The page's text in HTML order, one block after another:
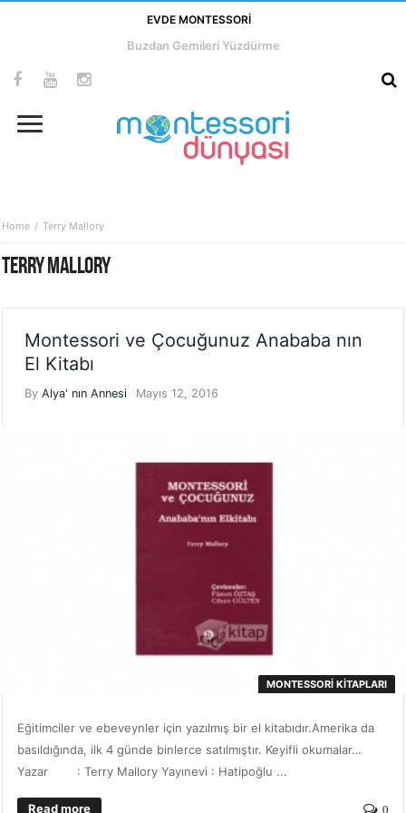
EVDE MONTESSORI
Buzdan Gemileri Yüzdürme
Home Terry Mallory
TERRY MALLORY
Montessori ve Çocuğunuz Anababa nın
El Kitabı
ByAlya' nın Annesi Mayıs 12, 2016
MONTESSORI KITAPLARI
Eğitimciler ve ebeveynler için yazılmış bir el kitabıdır.Amerika da
basıldığında, ilk 4 günde binlerce satılmıştır. Keyifli okumalar…
Yazar : Terry Mallory Yayınevi : Hatipoğlu ...
Read more 0